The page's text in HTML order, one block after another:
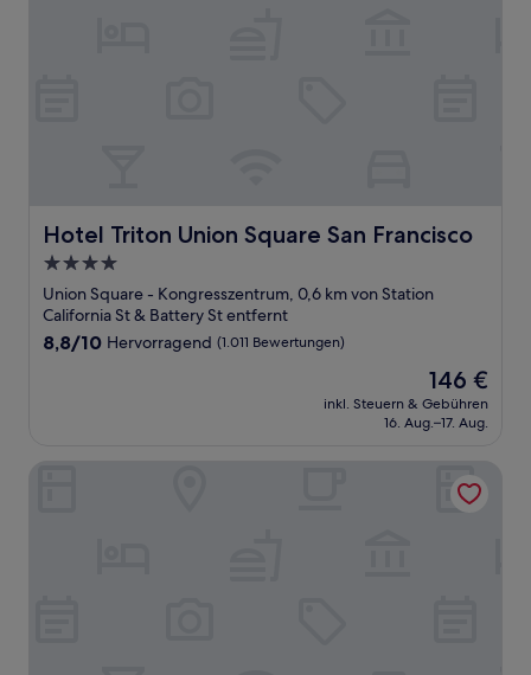
Hotel Triton Union Square San Francisco
Hotel Triton Union Square San Francisco
4.0-
Sterne-
Unterkunft
Union Square - Kongresszentrum, 0,6 km von Station
California St & Battery St entfernt
8.8
8,8/10 Hervorragend (1.011 Bewertungen)
Der
Preis
beträgt
146 €
inkl. Steuern & Gebühren
16. Aug.–17. Aug.